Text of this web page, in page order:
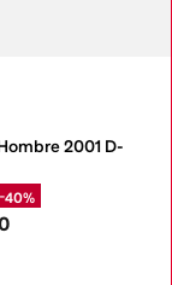
2001 D-
40%